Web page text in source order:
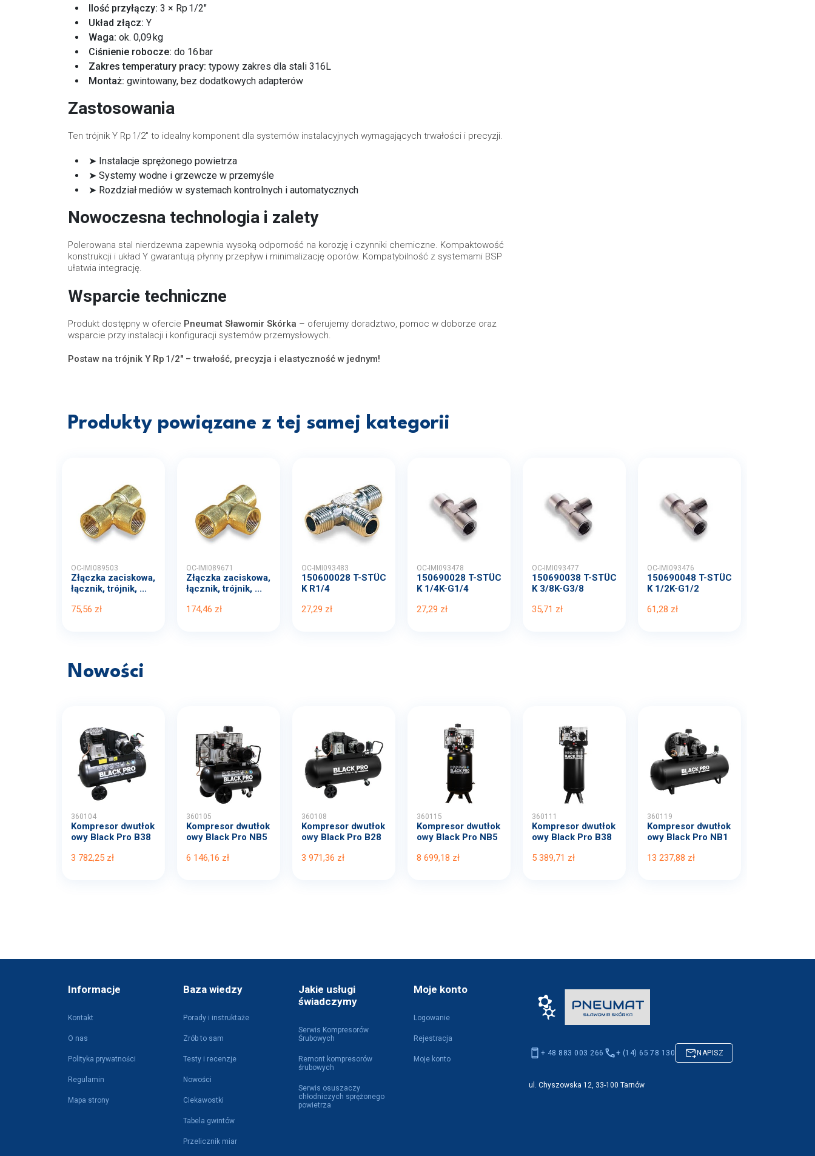
Ilość przyłączy: 3 × Rp 1/2"
Układ złącz: Y
Waga: ok. 0,09 kg
Ciśnienie robocze: do 16 bar
Zakres temperatury pracy: typowy zakres dla stali 316L
Montaż: gwintowany, bez dodatkowych adapterów
Zastosowania
Ten trójnik Y Rp 1/2" to idealny komponent dla systemów instalacyjnych wymagających trwałości i precyzji.
➤ Instalacje sprężonego powietrza
➤ Systemy wodne i grzewcze w przemyśle
➤ Rozdział mediów w systemach kontrolnych i automatycznych
Nowoczesna technologia i zalety
Polerowana stal nierdzewna zapewnia wysoką odporność na korozję i czynniki chemiczne. Kompaktowość
konstrukcji i układ Y gwarantują płynny przepływ i minimalizację oporów. Kompatybilność z systemami BSP
ułatwia integrację.
Wsparcie techniczne
Produkt dostępny w ofercie Pneumat Sławomir Skórka – oferujemy doradztwo, pomoc w doborze oraz
wsparcie przy instalacji i konfiguracji systemów przemysłowych.
Postaw na trójnik Y Rp 1/2" – trwałość, precyzja i elastyczność w jednym!
Produkty powiązane z tej samej kategorii
OC-IMI089503
Złączka zaciskowa,
łącznik, trójnik, ...
75,56 zł
OC-IMI089671
Złączka zaciskowa,
łącznik, trójnik, ...
174,46 zł
OC-IMI093483
150600028 T-STÜC
K R1/4
27,29 zł
OC-IMI093478
150690028 T-STÜC
K 1/4K-G1/4
27,29 zł
OC-IMI093477
150690038 T-STÜC
K 3/8K-G3/8
35,71 zł
OC-IMI093476
150690048 T-STÜC
K 1/2K-G1/2
61,28 zł
Nowości
360104
Kompresor dwutłok
owy Black Pro B38
3 782,25 zł
360105
Kompresor dwutłok
owy Black Pro NB5
6 146,16 zł
360108
Kompresor dwutłok
owy Black Pro B28
3 971,36 zł
360115
Kompresor dwutłok
owy Black Pro NB5
8 699,18 zł
360111
Kompresor dwutłok
owy Black Pro B38
5 389,71 zł
360119
Kompresor dwutłok
owy Black Pro NB1
13 237,88 zł
Informacje
Kontakt
O nas
Polityka prywatności
Regulamin
Mapa strony
Baza wiedzy
Porady i instruktaże
Zrób to sam
Testy i recenzje
Nowości
Ciekawostki
Tabela gwintów
Przelicznik miar
Jakie usługi
świadczymy
Serwis Kompresorów
Śrubowych
Remont kompresorów
śrubowych
Serwis osuszaczy
chłodniczych sprężonego
powietrza
Moje konto
Logowanie
Rejestracja
Moje konto
+ 48 883 003 266 + (14) 65 78 130 NAPISZ
ul. Chyszowska 12, 33-100 Tarnów